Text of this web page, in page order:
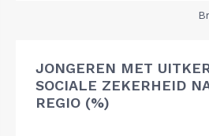
JONGEREN MET
SOCIALE ZEKERHEID
REGIO (%)